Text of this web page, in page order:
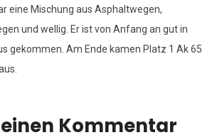
eine Mischung aus Asphaltwegen,
und wellig. Er ist von Anfang an gut in
gekommen. Am Ende kamen Platz 1 Ak 65
Kommentar